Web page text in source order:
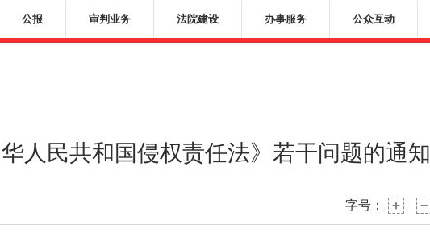
公报 审判业务 法院建设 办事服务 公众互动
人民共和国侵权责任法》若干问题的通知
字号：